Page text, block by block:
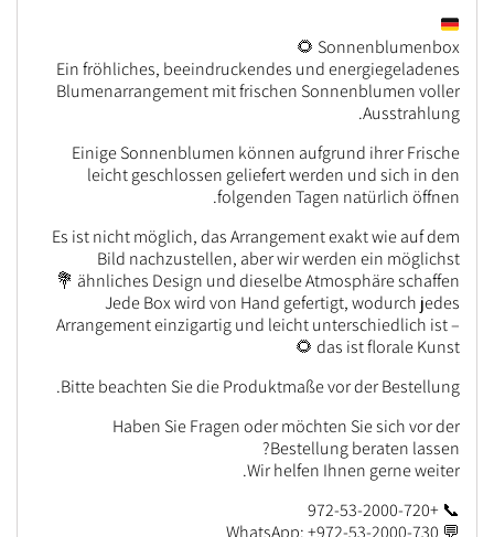
Sonnenblumenbox 🌻
Ein fröhliches, beeindruckendes und energiegeladenes
Blumenarrangement mit frischen Sonnenblumen voller
Ausstrahlung.
Einige Sonnenblumen können aufgrund ihrer Frische
leicht geschlossen geliefert werden und sich in den
folgenden Tagen natürlich öffnen.
Es ist nicht möglich, das Arrangement exakt wie auf dem
Bild nachzustellen, aber wir werden ein möglichst
ähnliches Design und dieselbe Atmosphäre schaffen 💐
Jede Box wird von Hand gefertigt, wodurch jedes
Arrangement einzigartig und leicht unterschiedlich ist –
das ist florale Kunst 🌻
Bitte beachten Sie die Produktmaße vor der Bestellung.
Haben Sie Fragen oder möchten Sie sich vor der
Bestellung beraten lassen?
Wir helfen Ihnen gerne weiter.
📞 +972-53-2000-720
💬 WhatsApp: +972-53-2000-730